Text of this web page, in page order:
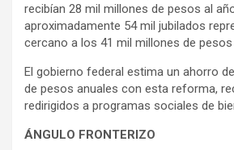
recibían 28 mil millones de pesos al
aproximadamente 54 mil jubilados
cercano a los 41 mil millones de pesos
El gobierno federal estima un ahorro
de pesos anuales con esta reforma,
redirigidos a programas sociales de
ÁNGULO FRONTERIZO